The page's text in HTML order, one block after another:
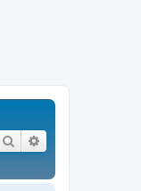
Αναζήτηση